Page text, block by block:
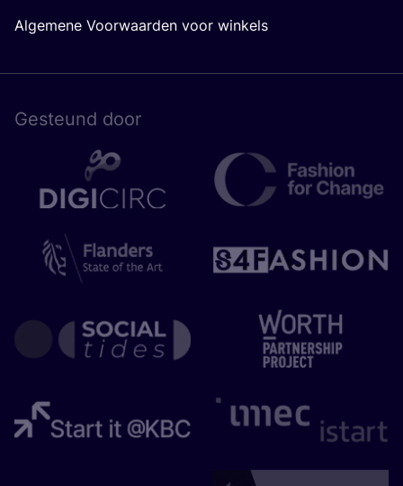
Algemene Voorwaarden voor winkels
Gesteund door